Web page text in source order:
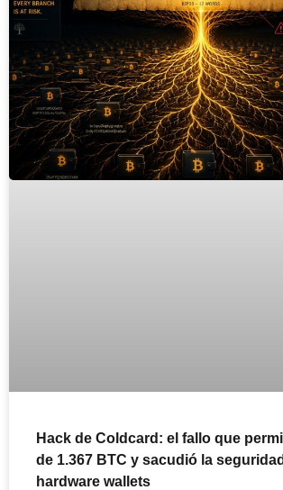
Hack de Coldcard: el fallo que
de 1.367 BTC y sacudió la
hardware wallets